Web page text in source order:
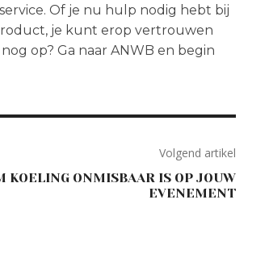
Of je nu hulp nodig hebt bij
je kunt erop vertrouwen
op? Ga naar ANWB en begin
Volgend artikel
KOELING ONMISBAAR IS OP JOUW
EVENEMENT